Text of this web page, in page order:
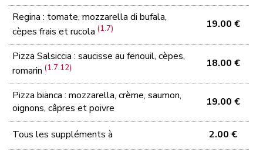
Regina : tomate, mozzarella di bufala,
cèpes frais et rucola(1.7) 19.00 €
Pizza Salsiccia : saucisse au fenouil, cèpes,
romarin(1.7.12) 18.00 €
Pizza bianca : mozzarella, crème, saumon,
oignons, câpres et poivre
19.00 €
Tous les suppléments à 2.00 €